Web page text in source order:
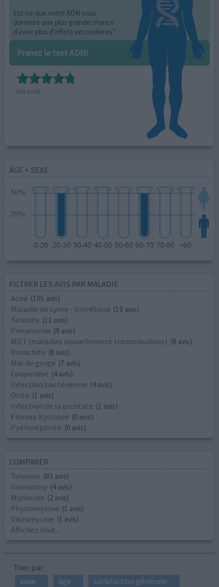
Est-ce que votre ADN vous
donnent une plus grande chance
d'avoir plus d'effets secondaires?
Prenez le test ADN!
(49 avis)
ÂGE + SEXE
FILTRER LES AVIS PAR MALADIE
Acné (105 avis)
Maladie de Lyme - borréliose (19 avis)
Sinusite (11 avis)
Pneumonie (9 avis)
MST (maladies sexuellement transmissibles) (8 avis)
Bronchite (8 avis)
Mal de gorge (7 avis)
Couperose (4 avis)
Infection bactérienne (4 avis)
Otite (1 avis)
Infection de la prostate (1 avis)
Fibrose kystique (0 avis)
Pyélonéphrite (0 avis)
COMPARER
Tolexine (83 avis)
Granudoxy (4 avis)
Mynocine (2 avis)
Physiomycine (1 avis)
Vibramycine (1 avis)
Affichez tout...
Trier par
sexe
âge satisfaction générale